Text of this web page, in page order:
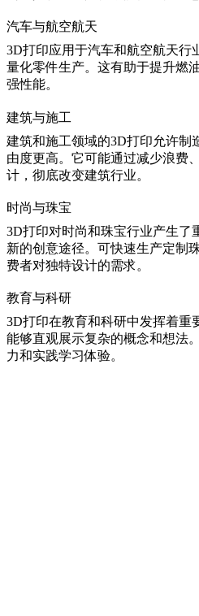
汽车与航空航天
3D打印应用于汽车和航空航天行
量化零件生产。这有助于提升燃
强性能。
建筑与施工
建筑和施工领域的3D打印允许制
由度更高。它可能通过减少浪费
计，彻底改变建筑行业。
时尚与珠宝
3D打印对时尚和珠宝行业产生了
新的创意途径。可快速生产定制
费者对独特设计的需求。
教育与科研
3D打印在教育和科研中发挥着重
能够直观展示复杂的概念和想法
力和实践学习体验。